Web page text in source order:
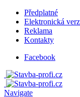
Předplatné
Elektronická
Reklama
Kontakty
Facebook
Navigate